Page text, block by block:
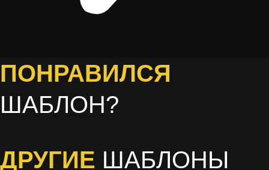
ПОНРАВИЛСЯ
ШАБЛОН?
ДРУГИЕ ШАБЛОНЫ